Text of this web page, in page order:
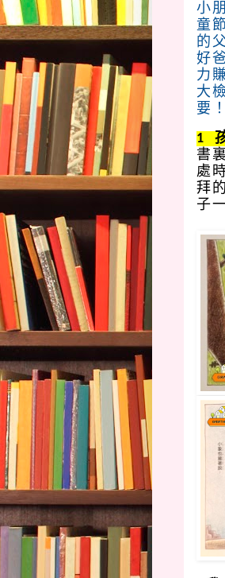
小
童
的
好
力
大
要！
1
書
處
拜
子